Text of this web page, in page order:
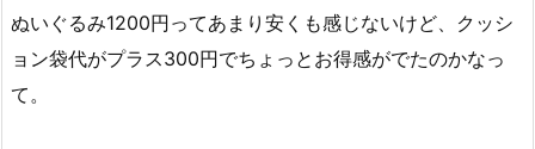
ぬいぐるみ1200円ってあまり安くも感じないけど、クッシ
ョン袋代がプラス300円でちょっとお得感がでたのかなっ
て。